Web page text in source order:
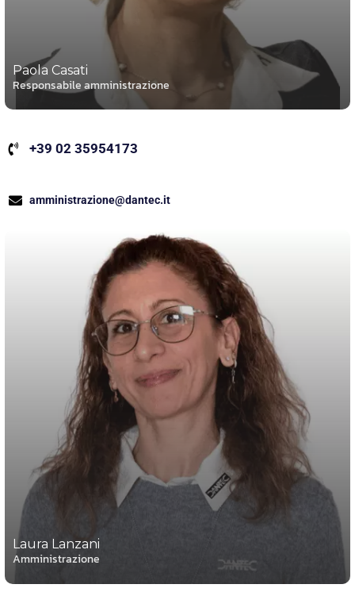
Paola Casati
Responsabile amministrazione
+39 02 35954173
amministrazione@dantec.it
Laura Lanzani
Amministrazione